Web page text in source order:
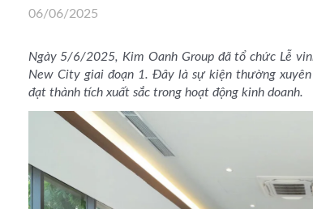
06/06/2025
Ngày 5/6/2025, Kim Oanh Group đã tổ chức Lễ
New City giai đoạn 1. Đây là sự kiện thường
đạt thành tích xuất sắc trong hoạt động kinh doanh.